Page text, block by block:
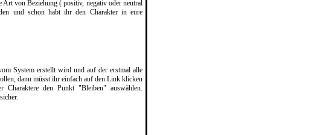
von Beziehung ( positiv, negativ oder neutral
und schon habt ihr den Charakter in eure
System erstellt wird und auf der erstmal alle
dann müsst ihr einfach auf den Link klicken
den Punkt "Bleiben" auswählen.